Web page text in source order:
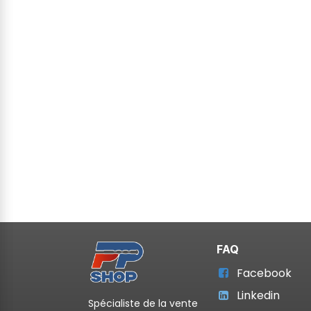
Spécialiste de la vente
FAQ
Facebook
Linkedin